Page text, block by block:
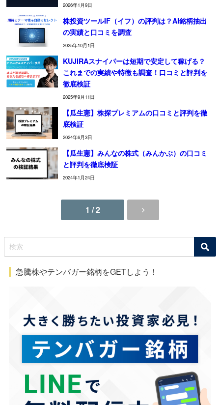
2026年1月9日
株投資ツールIF（イフ）の評判は？AI銘柄抽出
の実績と口コミを調査
2025年10月1日
KUJIRAスナイパーは短期で安定して稼げる？
これまでの実績や特徴も調査！口コミと評判を
徹底検証
2025年9月11日
【瓜生憲】株探プレミアムの口コミと評判を徹
底検証
2024年6月3日
【瓜生憲】みんなの株式（みんかぶ）の口コミ
と評判を徹底検証
2024年1月24日
1 / 2
急騰株やテンバガー銘柄をGETしよう！